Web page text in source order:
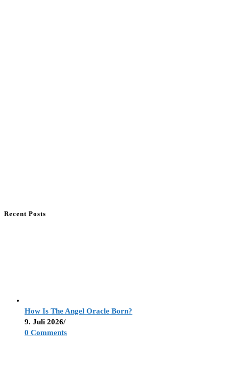
Recent Posts
How Is The Angel Oracle Born?
9. Juli 2026/
0 Comments